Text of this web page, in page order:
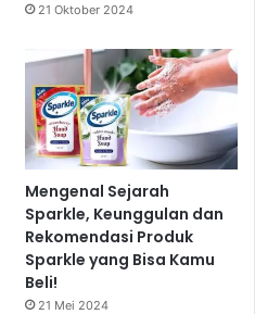
21 Oktober 2024
Mengenal Sejarah
Sparkle, Keunggulan dan
Rekomendasi Produk
Sparkle yang Bisa Kamu
Beli!
21 Mei 2024